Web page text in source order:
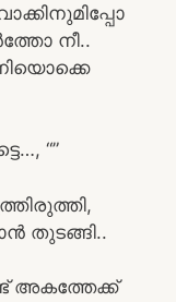
നീ..
“”
തുടങ്ങി..
അകത്തേക്ക്